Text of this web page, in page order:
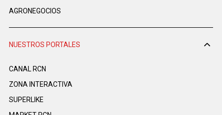
AGRONEGOCIOS
NUESTROS PORTALES
CANAL RCN
ZONA INTERACTIVA
SUPERLIKE